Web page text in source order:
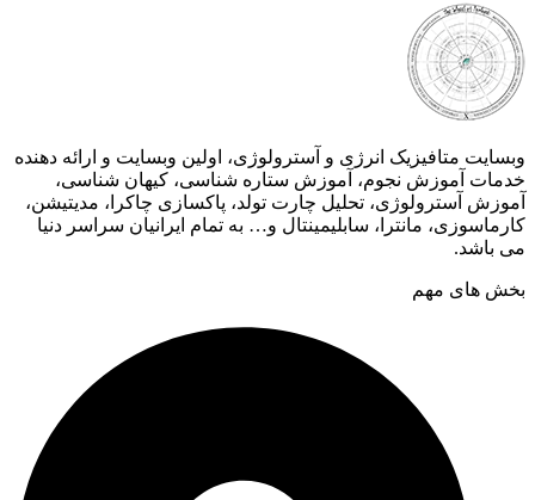
وبسایت متافیزیک انرژی و آسترولوژی، اولین وبسایت و ارائه دهنده
خدمات آموزش نجوم، آموزش ستاره شناسی، کیهان شناسی،
آموزش آسترولوژی، تحلیل چارت تولد، پاکسازی چاکرا، مدیتیشن،
کارماسوزی، مانترا، سابلیمینتال و… به تمام ایرانیان سراسر دنیا
می باشد.
بخش های مهم